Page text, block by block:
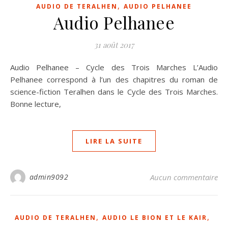
AUDIO DE TERALHEN , AUDIO PELHANEE
Audio Pelhanee
31 août 2017
Audio Pelhanee – Cycle des Trois Marches L’Audio
Pelhanee correspond à l’un des chapitres du roman de
science-fiction Teralhen dans le Cycle des Trois Marches.
Bonne lecture,
LIRE LA SUITE
admin9092 Aucun commentaire
AUDIO DE TERALHEN , AUDIO LE BION ET LE KAIR,